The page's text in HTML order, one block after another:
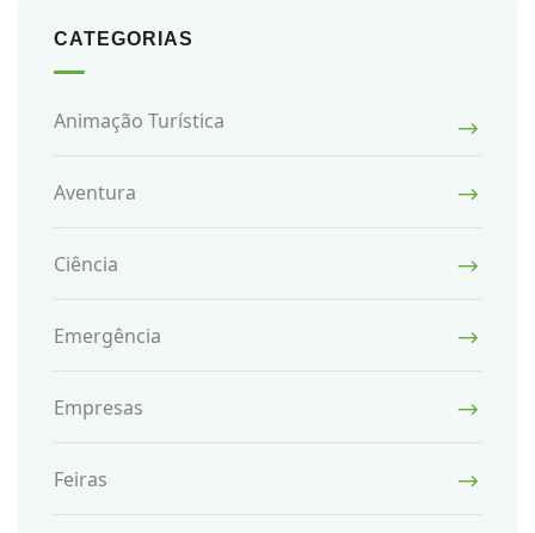
CATEGORIAS
Animação Turística
Aventura
Ciência
Emergência
Empresas
Feiras